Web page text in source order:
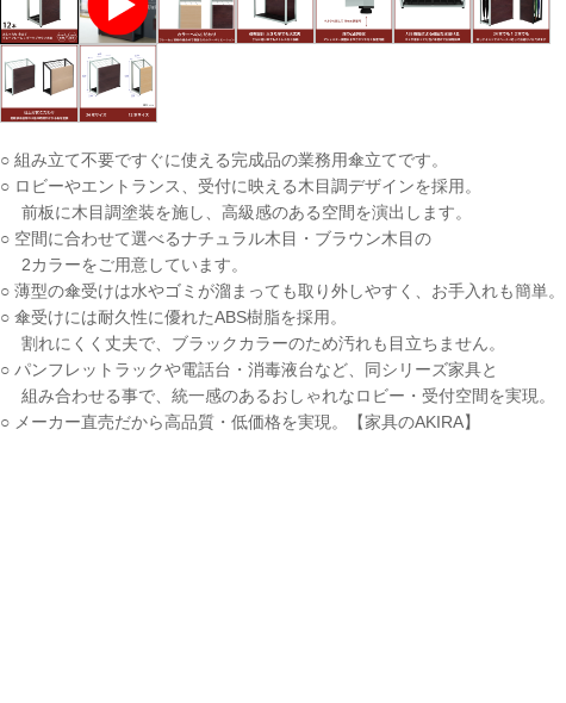
○ 組み立て不要ですぐに使える完成品の業務用傘立てです。
○ ロビーやエントランス、受付に映える木目調デザインを採用。
前板に木目調塗装を施し、高級感のある空間を演出します。
○ 空間に合わせて選べるナチュラル木目・ブラウン木目の
2カラーをご用意しています。
○ 薄型の傘受けは水やゴミが溜まっても取り外しやすく、お手入れも簡単。
○ 傘受けには耐久性に優れたABS樹脂を採用。
割れにくく丈夫で、ブラックカラーのため汚れも目立ちません。
○ パンフレットラックや電話台・消毒液台など、同シリーズ家具と
組み合わせる事で、統一感のあるおしゃれなロビー・受付空間を実現。
○ メーカー直売だから高品質・低価格を実現。【家具のAKIRA】